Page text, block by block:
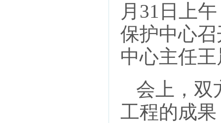
月31日上
保护中心
中心主任
会上，双
工程的成